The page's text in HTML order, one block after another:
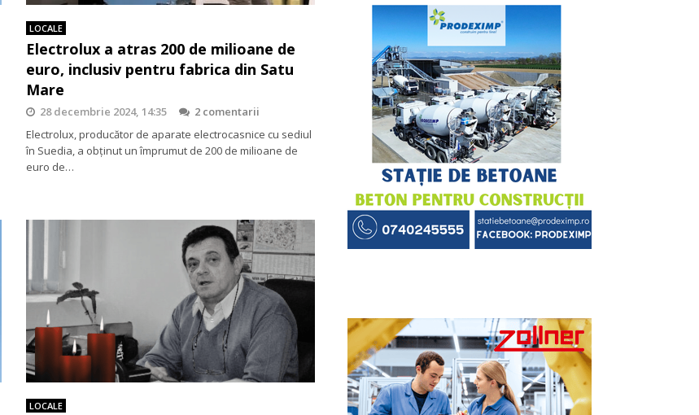
LOCALE
Electrolux a atras 200 de milioane de
euro, inclusiv pentru fabrica din Satu
Mare
28 decembrie 2024, 14:35
2 comentarii
Electrolux, producător de aparate electrocasnice cu sediul
în Suedia, a obținut un împrumut de 200 de milioane de
euro de…
LOCALE